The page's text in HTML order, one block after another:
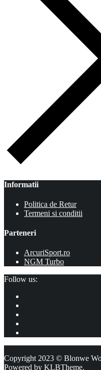
Informatii
Politica de Retur
Termeni si conditii
Parteneri
ArcuriSport.ro
NGM Turbo
Follow us:
Copyright 2023 © Blonwe
Powered by KLBTheme.